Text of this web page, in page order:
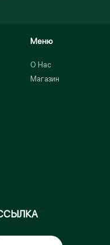
Меню
О Нас
Магазин